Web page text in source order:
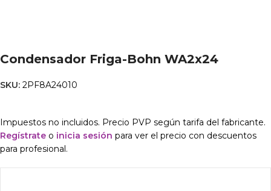
Condensador Friga-Bohn WA2x24
SKU: 2PF8A24010
Impuestos no incluidos. Precio PVP según tarifa del fabricante.
Regístrate o inicia sesión para ver el precio con descuentos
para profesional.